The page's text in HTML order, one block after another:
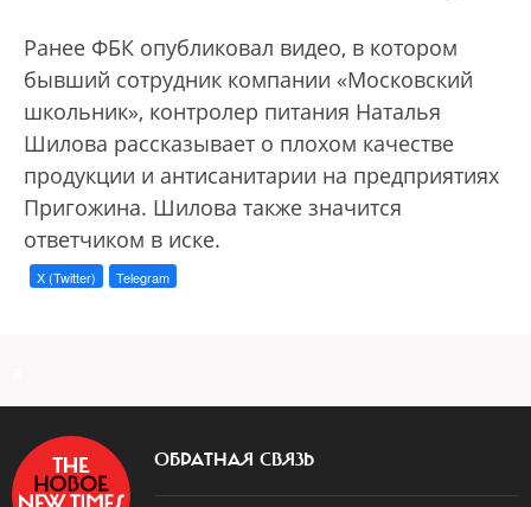
Ранее ФБК опубликовал видео, в котором
бывший сотрудник компании «Московский
школьник», контролер питания Наталья
Шилова рассказывает о плохом качестве
продукции и антисанитарии на предприятиях
Пригожина. Шилова также значится
ответчиком в иске.
X (Twitter) Telegram
ОБРАТНАЯ СВЯЗЬ